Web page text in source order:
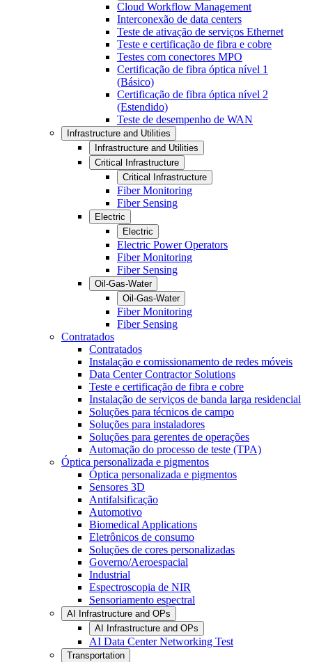
Cloud Workflow Management
Interconexão de data centers
Teste de ativação de serviços Ethernet
Teste e certificação de fibra e cobre
Testes com conectores MPO
Certificação de fibra óptica nível 1
(Básico)
Certificação de fibra óptica nível 2
(Estendido)
Teste de desempenho de WAN
Infrastructure and Utilities
Infrastructure and Utilities
Critical Infrastructure
Critical Infrastructure
Fiber Monitoring
Fiber Sensing
Electric
Electric
Electric Power Operators
Fiber Monitoring
Fiber Sensing
Oil-Gas-Water
Oil-Gas-Water
Fiber Monitoring
Fiber Sensing
Contratados
Contratados
Instalação e comissionamento de redes móveis
Data Center Contractor Solutions
Teste e certificação de fibra e cobre
Instalação de serviços de banda larga residencial
Soluções para técnicos de campo
Soluções para instaladores
Soluções para gerentes de operações
Automação do processo de teste (TPA)
Óptica personalizada e pigmentos
Óptica personalizada e pigmentos
Sensores 3D
Antifalsificação
Automotivo
Biomedical Applications
Eletrônicos de consumo
Soluções de cores personalizadas
Governo/Aeroespacial
Industrial
Espectroscopia de NIR
Sensoriamento espectral
AI Infrastructure and OPs
AI Infrastructure and OPs
AI Data Center Networking Test
Transportation